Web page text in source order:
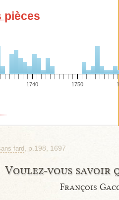
pièces
1740 1750
fard , p.198, 1697
Voulez-vous savoir
François